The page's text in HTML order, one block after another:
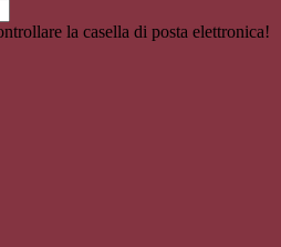
la casella di posta elettronica!